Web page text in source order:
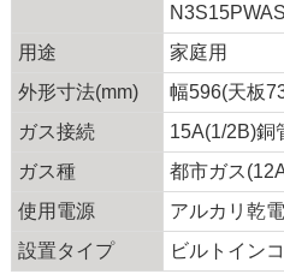
用途
家庭用
外形寸法(mm)
幅596(天板
ガス接続
15A(1/2B)銅
ガス種
都市ガス
使用電源
アルカリ乾
設置タイプ
ビルトイン